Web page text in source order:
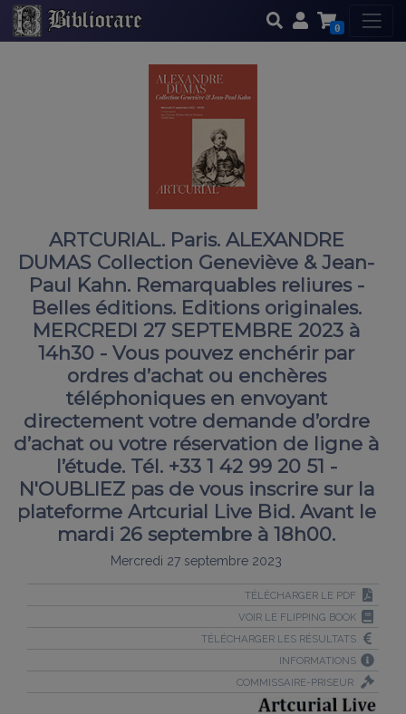
0
ARTCURIAL. Paris. ALEXANDRE
DUMAS Collection Geneviève & Jean-
Paul Kahn. Remarquables reliures -
Belles éditions. Editions originales.
MERCREDI 27 SEPTEMBRE 2023 à
14h30 - Vous pouvez enchérir par
ordres d’achat ou enchères
téléphoniques en envoyant
directement votre demande d’ordre
d’achat ou votre réservation de ligne à
l’étude. Tél. +33 1 42 99 20 51 -
N'OUBLIEZ pas de vous inscrire sur la
plateforme Artcurial Live Bid. Avant le
mardi 26 septembre à 18h00.
Mercredi 27 septembre 2023
TÉLÉCHARGER LE PDF
VOIR LE FLIPPING BOOK
TÉLÉCHARGER LES RÉSULTATS
INFORMATIONS
COMMISSAIRE-PRISEUR